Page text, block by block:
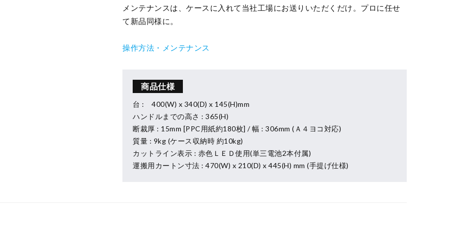
メンテナンスは、ケースに入れて当社工場にお送りいただくだけ。プロに任せ
て新品同様に。
操作方法・メンテナンス
商品仕様
台 : 400(W) x 340(D) x 145(H)mm
ハンドルまでの高さ : 365(H)
断裁厚 : 15mm [PPC用紙約180枚] / 幅 : 306mm (Ａ４ヨコ対応)
質量 : 9kg (ケース収納時 約10kg)
カットライン表示 : 赤色ＬＥＤ使用(単三電池2本付属)
運搬用カートン寸法 : 470(W) x 210(D) x 445(H) mm (手提げ仕様)